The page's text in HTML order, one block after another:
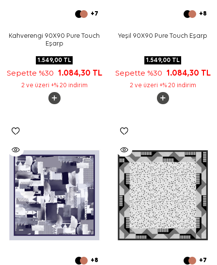
+7
Kahverengi 90X90 Pure Touch
Eşarp
1.549,00 TL
Sepette %30 1.084,30 TL
2 ve üzeri +% 20 indirim
+8
Yeşil 90X90 Pure Touch Eşarp
1.549,00 TL
Sepette %30 1.084,30 TL
2 ve üzeri +% 20 indirim
+8 +7